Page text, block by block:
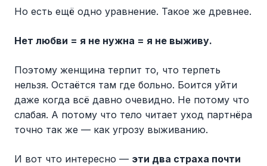
Но есть ещё одно уравнение. Такое же древнее.
Нет любви = я не нужна = я не выживу.
Поэтому женщина терпит то, что терпеть
нельзя. Остаётся там где больно. Боится уйти
даже когда всё давно очевидно. Не потому что
слабая. А потому что тело читает уход партнёра
точно так же — как угрозу выживанию.
И вот что интересно — эти два страха почти